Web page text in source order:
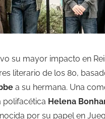
su mayor impacto en
literario de los 80,
a su hermana. Una
polifacética Helena
por su papel en